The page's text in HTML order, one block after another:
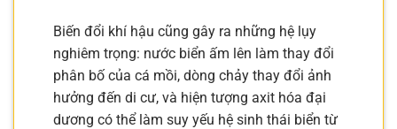
Biến đổi khí hậu cũng gây ra những hệ lụy
nghiêm trọng: nước biển ấm lên làm thay đổi
phân bố của cá mồi, dòng chảy thay đổi ảnh
hưởng đến di cư, và hiện tượng axit hóa đại
dương có thể làm suy yếu hệ sinh thái biển từ